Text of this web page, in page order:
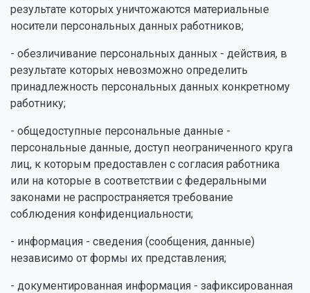
результате которых уничтожаются материальные
носители персональных данных работников;
- обезличивание персональных данных - действия, в
результате которых невозможно определить
принадлежность персональных данных конкретному
работнику;
- общедоступные персональные данные -
персональные данные, доступ неограниченного круга
лиц, к которым предоставлен с согласия работника
или на которые в соответствии с федеральными
законами не распространяется требование
соблюдения конфиденциальности;
- информация - сведения (сообщения, данные)
независимо от формы их представления;
- документированная информация - зафиксированная